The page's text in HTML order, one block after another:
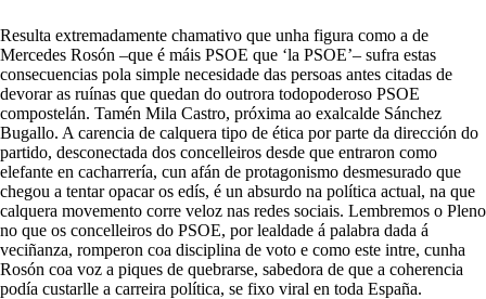
Resulta extremadamente chamativo que unha figura como a de
Mercedes Rosón –que é máis PSOE que ‘la PSOE’– sufra estas
consecuencias pola simple necesidade das persoas antes citadas de
devorar as ruínas que quedan do outrora todopoderoso PSOE
compostelán. Tamén Mila Castro, próxima ao exalcalde Sánchez
Bugallo. A carencia de calquera tipo de ética por parte da dirección do
partido, desconectada dos concelleiros desde que entraron como
elefante en cacharrería, cun afán de protagonismo desmesurado que
chegou a tentar opacar os edís, é un absurdo na política actual, na que
calquera movemento corre veloz nas redes sociais. Lembremos o Pleno
no que os concelleiros do PSOE, por lealdade á palabra dada á
veciñanza, romperon coa disciplina de voto e como este intre, cunha
Rosón coa voz a piques de quebrarse, sabedora de que a coherencia
podía custarlle a carreira política, se fixo viral en toda España.